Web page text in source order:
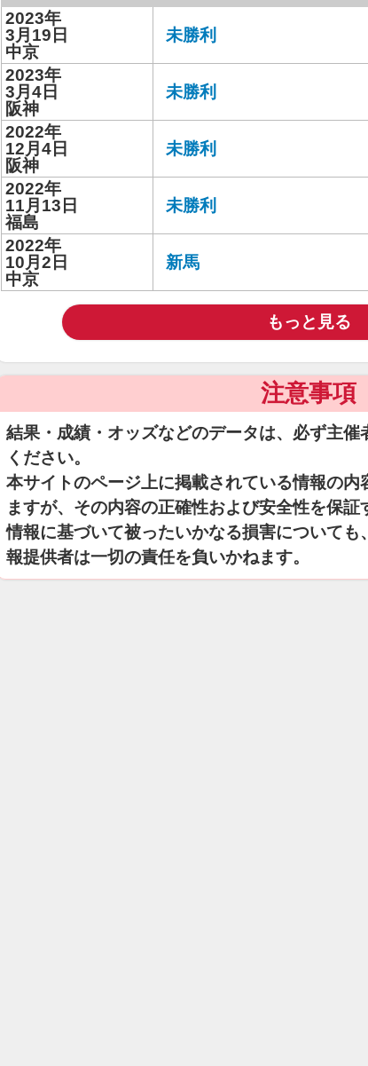
2023年
3月19日
中京
未勝利
2023年
3月4日
阪神
未勝利
2022年
12月4日
阪神
未勝利
2022年
11月13日
福島
未勝利
2022年
10月2日
中京
新馬
もっと見る
注意事項
結果・成績・オッズなどのデータは、必ず主
ください。
本サイトのページ上に掲載されている情報の内
ますが、その内容の正確性および安全性を保
情報に基づいて被ったいかなる損害について
報提供者は一切の責任を負いかねます。